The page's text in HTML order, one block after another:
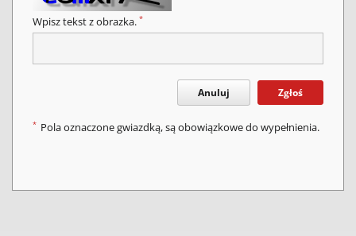
Wpisz tekst z obrazka. *
Anuluj Zgłoś
* Pola oznaczone gwiazdką, są obowiązkowe do wypełnienia.